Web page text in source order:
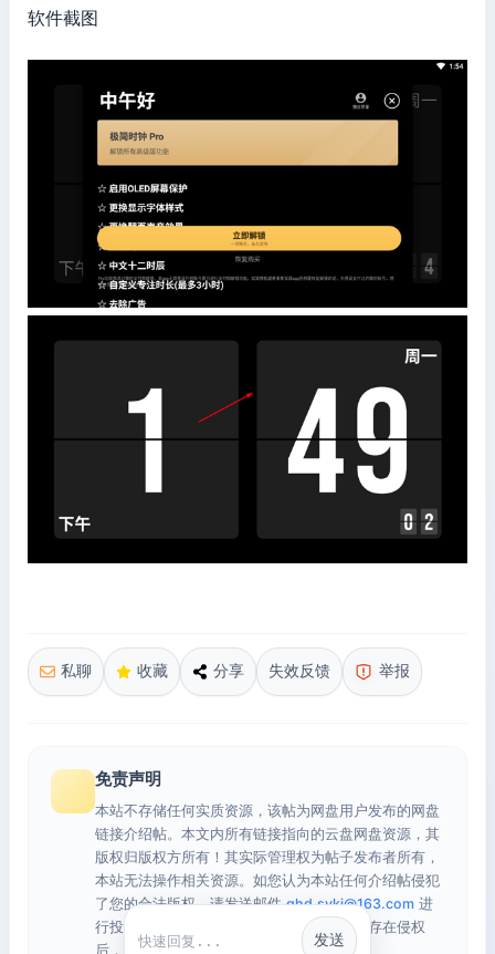
软件截图
私聊 收藏 分享 失效反馈 举报
免责声明
本站不存储任何实质资源，该帖为网盘用户发布的网盘
链接介绍帖。本文内所有链接指向的云盘网盘资源，其
版权归版权方所有！其实际管理权为帖子发布者所有，
本站无法操作相关资源。如您认为本站任何介绍帖侵犯
了您的合法版权，请发送邮件qhd.sykj@163.com 进
行投诉，我们将在确认本文链接指向的资源存在侵权
后，立即删除相关介绍帖子！
发送